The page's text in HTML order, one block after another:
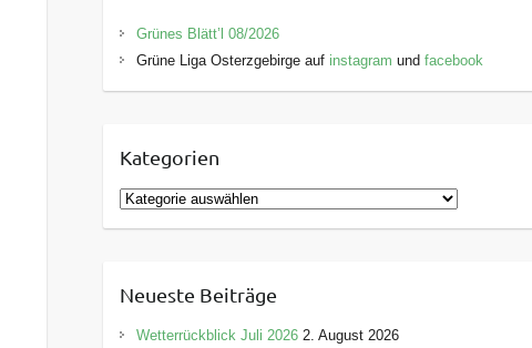
Grünes Blätt’l 08/2026
Grüne Liga Osterzgebirge auf instagram und facebook
Kategorien
K
a
g
o
Neueste Beiträge
Wetterrückblick Juli 2026 2. August 2026